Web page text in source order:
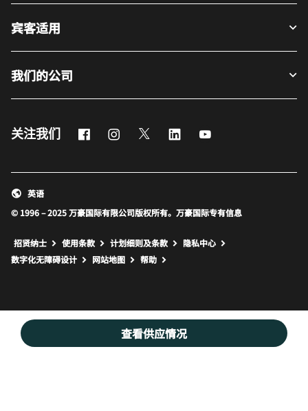
查看供应情况
宾客适用
我们的公司
关注我们 FacebookInstagram
Twitter LinkedIn
© 1996 – 2025 万豪国际有限公司版权所有。万豪国际专有信息
英语
招贤纳士 使用条款 计划细则及条款
隐私中心
数字化无障碍设计
网站地图 打开新窗口
帮助